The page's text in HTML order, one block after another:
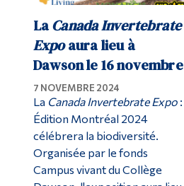
LaCanada Invertebrate
Expoaura lieu à
Dawson le 16 novembre
7 NOVEMBRE 2024
La Canada Invertebrate Expo:
Édition Montréal 2024
célébrera la biodiversité.
Organisée par le fonds
Campus vivant du Collège